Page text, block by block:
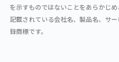
を示すものではないことをあらかじめ
記載されている会社名、製品名、サ
録商標です。